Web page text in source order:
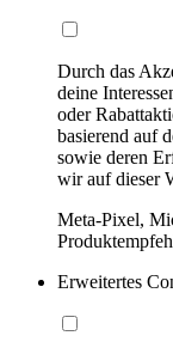
Durch das
deine
oder
basierend auf
sowie deren
wir auf dieser
Meta-Pixel,
Erweitertes